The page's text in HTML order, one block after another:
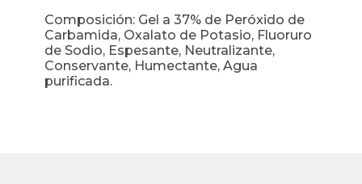
Composición: Gel a 37% de Peróxido de
Carbamida, Oxalato de Potasio, Fluoruro
de Sodio, Espesante, Neutralizante,
Conservante, Humectante, Agua
purificada.